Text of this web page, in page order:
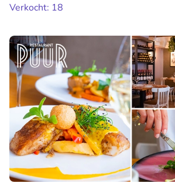
Verkocht: 18